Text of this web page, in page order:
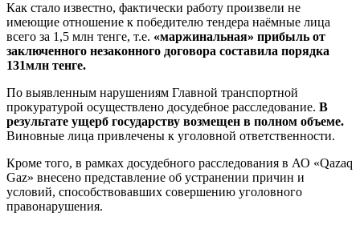
Как стало известно, фактически работу произвели не
имеющие отношение к победителю тендера наёмные лица
всего за 1,5 млн тенге, т.е. «маржинальная» прибыль от
заключенного незаконного договора составила порядка
131млн тенге.
По выявленным нарушениям Главной транспортной
прокуратурой осуществлено досудебное расследование. В
результате ущерб государству возмещен в полном объеме.
Виновные лица привлечены к уголовной ответственности.
Кроме того, в рамках досудебного расследования в АО «Qazaq
Gaz» внесено представление об устранении причин и
условий, способствовавших совершению уголовного
правонарушения.